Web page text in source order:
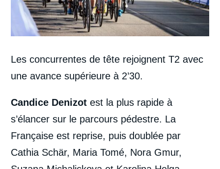
Les concurrentes de tête rejoignent T2 avec
une avance supérieure à 2’30.
Candice Denizot est la plus rapide à
s’élancer sur le parcours pédestre. La
Française est reprise, puis doublée par
Cathia Schär, Maria Tomé, Nora Gmur,